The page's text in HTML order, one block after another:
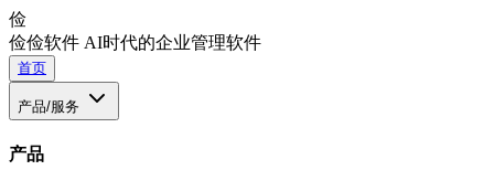
俭
俭俭软件 AI时代的企业管理软件
首页
产品/服务
产品